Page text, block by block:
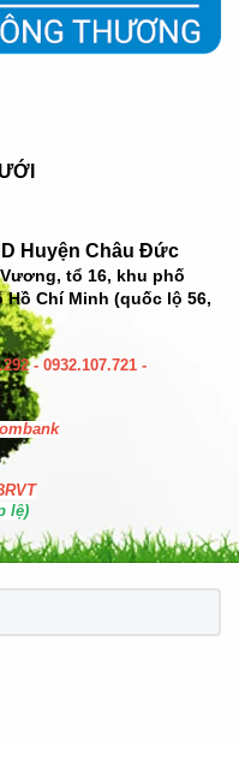
Huyện Châu Đức
tổ 16, khu phố
Hồ Chí Minh (quốc lộ 56,
- 0932.107.721 -
lệ)